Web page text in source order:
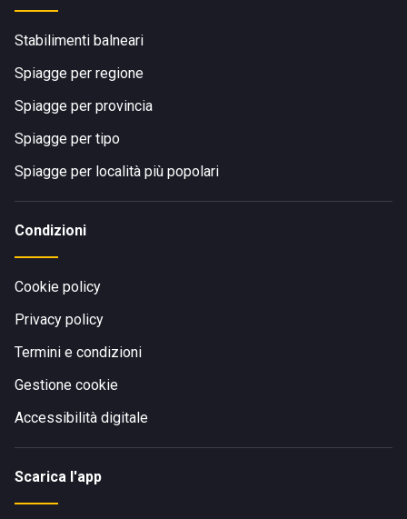
Stabilimenti balneari
Spiagge per regione
Spiagge per provincia
Spiagge per tipo
Spiagge per località più popolari
Condizioni
Cookie policy
Privacy policy
Termini e condizioni
Gestione cookie
Accessibilità digitale
Scarica l'app